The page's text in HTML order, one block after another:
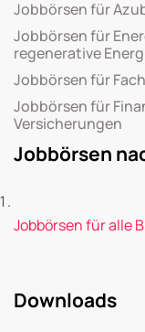
Jobbörsen für
Jobbörsen für
regenerative
Jobbörsen für
Jobbörsen für
Versicherungen
Jobbörsen
Jobbörsen für alle
Downloads